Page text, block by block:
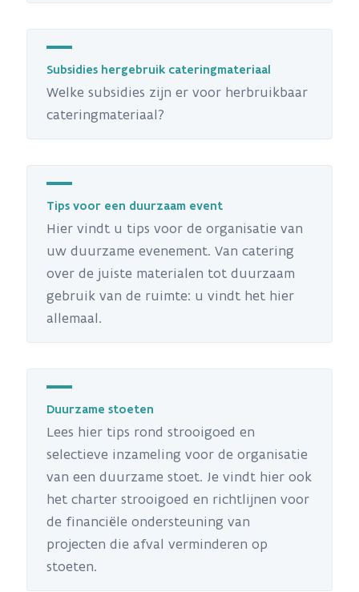
Subsidies hergebruik cateringmateriaal
Welke subsidies zijn er voor herbruikbaar
cateringmateriaal?
Tips voor een duurzaam event
Hier vindt u tips voor de organisatie van
uw duurzame evenement. Van catering
over de juiste materialen tot duurzaam
gebruik van de ruimte: u vindt het hier
allemaal.
Duurzame stoeten
Lees hier tips rond strooigoed en
selectieve inzameling voor de organisatie
van een duurzame stoet. Je vindt hier ook
het charter strooigoed en richtlijnen voor
de financiële ondersteuning van
projecten die afval verminderen op
stoeten.